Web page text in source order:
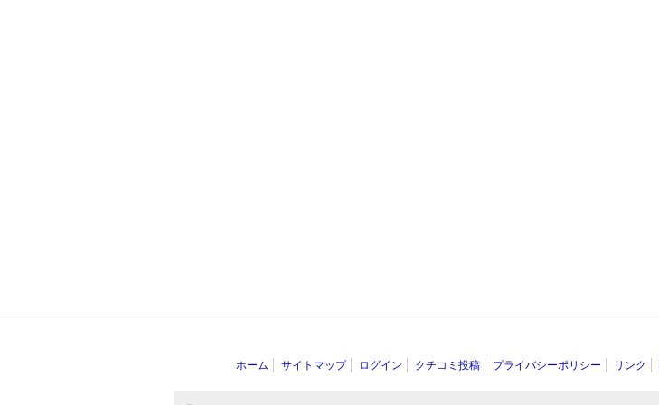
ホーム サイトマップ ログイン クチコミ投稿 プライバシーポリシー リンク